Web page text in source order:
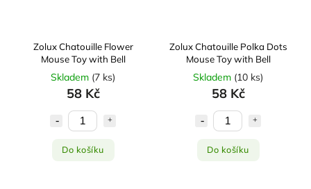
Zolux Chatouille Flower
Mouse Toy with Bell
Skladem (7 ks)
58 Kč
Do košíku
Zolux Chatouille Polka Dots
Mouse Toy with Bell
Skladem (10 ks)
58 Kč
Do košíku